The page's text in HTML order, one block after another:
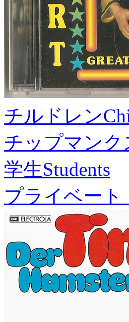
チルドレン
チップマンク
学生Students
プライベート